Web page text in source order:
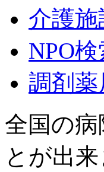
介護施
NPO検
調剤薬
全国の
とが出来